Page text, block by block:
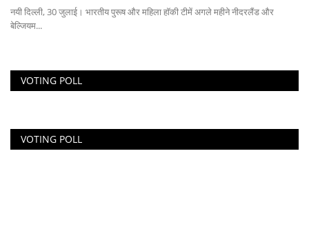
नयी दिल्ली, 30 जुलाई। भारतीय पुरूष और महिला हॉकी टीमें अगले महीने नीदरलैंड और
बेल्जियम...
VOTING POLL
VOTING POLL